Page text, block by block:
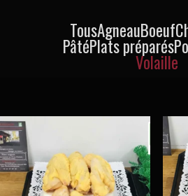
TousAgneauBoeuf
PâtéPlats préparés
Volaille